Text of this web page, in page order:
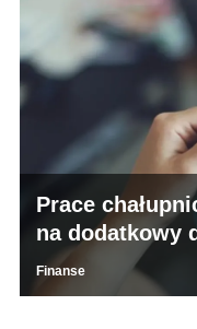
Prace
na dodatkowy
Finanse